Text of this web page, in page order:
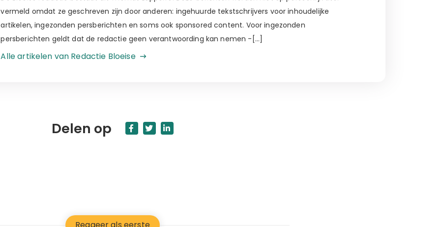
vermeld omdat ze geschreven zijn door anderen: ingehuurde tekstschrijvers voor inhoudelijke
artikelen, ingezonden persberichten en soms ook sponsored content. Voor ingezonden
persberichten geldt dat de redactie geen verantwoording kan nemen -[…]
Alle artikelen van Redactie Bloeise
Delen op
Reageer als eerste